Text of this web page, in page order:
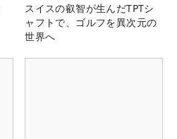
スイスの叡智が生んだTPTシ
ャフトで、ゴルフを異次元の
世界へ